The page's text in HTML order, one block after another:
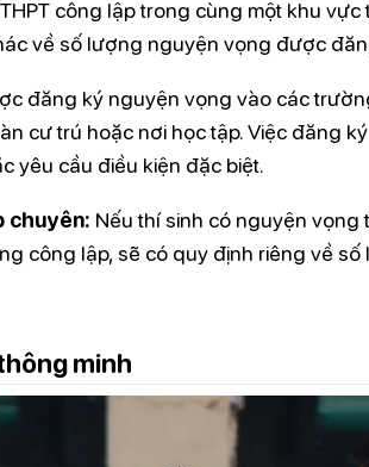
công lập trong cùng một khu vực
về số lượng nguyện vọng được
đăng ký nguyện vọng vào các
cư trú hoặc nơi học tập. Việc đăng
yêu cầu điều kiện đặc biệt.
chuyên: Nếu thí sinh có nguyện vọng
công lập, sẽ có quy định riêng về
minh